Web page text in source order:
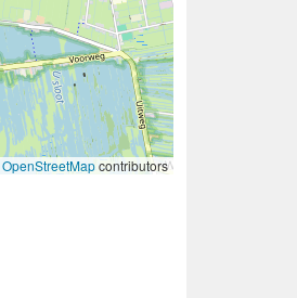
OpenStreetMapcontributors